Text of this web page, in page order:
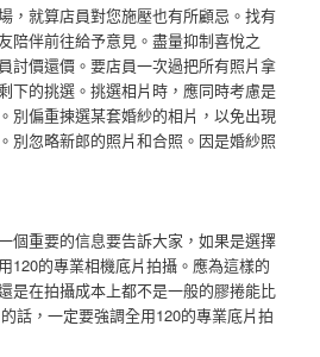
，就算店員對您施壓也有所顧忌。找有
陪伴前往給予意見。盡量抑制喜悅之
討價還價。要店員一次過把所有照片拿
下的挑選。挑選相片時，應同時考慮是
別偏重揀選某套婚紗的相片，以免出現
別忽略新郎的照片和合照。因是婚紗照
個重要的信息要告訴大家，如果是選擇
120的專業相機底片拍攝。應為這樣的
是在拍攝成本上都不是一般的膠捲能比
話，一定要強調全用120的專業底片拍